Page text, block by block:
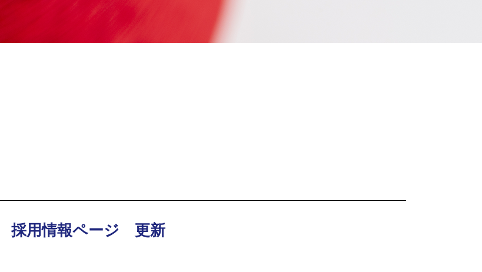
採用情報ページ 更新